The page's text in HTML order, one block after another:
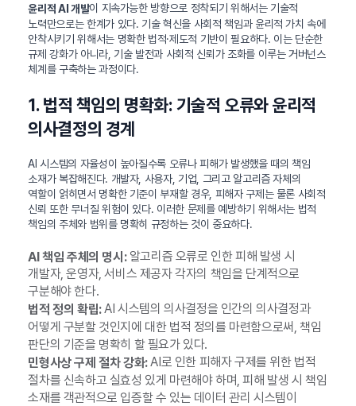
윤리적 AI 개발이 지속가능한 방향으로 정착되기 위해서는 기술적
노력만으로는 한계가 있다. 기술 혁신을 사회적 책임과 윤리적 가치 속에
안착시키기 위해서는 명확한 법적·제도적 기반이 필요하다. 이는 단순한
규제 강화가 아니라, 기술 발전과 사회적 신뢰가 조화를 이루는 거버넌스
체계를 구축하는 과정이다.
1. 법적 책임의 명확화: 기술적 오류와 윤리적
의사결정의 경계
AI 시스템의 자율성이 높아질수록 오류나 피해가 발생했을 때의 책임
소재가 복잡해진다. 개발자, 사용자, 기업, 그리고 알고리즘 자체의
역할이 얽히면서 명확한 기준이 부재할 경우, 피해자 구제는 물론 사회적
신뢰 또한 무너질 위험이 있다. 이러한 문제를 예방하기 위해서는 법적
책임의 주체와 범위를 명확히 규정하는 것이 중요하다.
AI 책임 주체의 명시:알고리즘 오류로 인한 피해 발생 시
개발자, 운영자, 서비스 제공자 각자의 책임을 단계적으로
구분해야 한다.
법적 정의 확립:AI 시스템의 의사결정을 인간의 의사결정과
어떻게 구분할 것인지에 대한 법적 정의를 마련함으로써, 책임
판단의 기준을 명확히 할 필요가 있다.
민형사상 구제 절차 강화:AI로 인한 피해자 구제를 위한 법적
절차를 신속하고 실효성 있게 마련해야 하며, 피해 발생 시 책임
소재를 객관적으로 입증할 수 있는 데이터 관리 시스템이